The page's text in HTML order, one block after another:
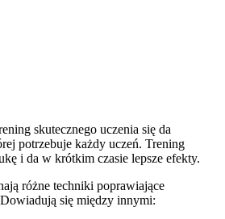
skutecznego uczenia się da
potrzebuje każdy uczeń. Trening
i da w krótkim czasie lepsze efekty.
różne techniki poprawiające
się między innymi: